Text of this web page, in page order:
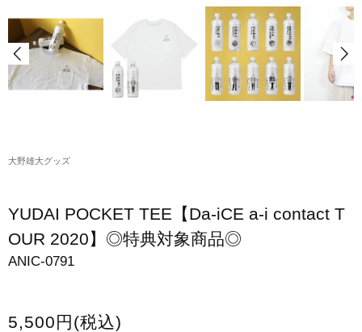
花村想太｜Natural Lag(ナチュラルラグ)グッズ
和田颯｜Wagic Hour Worksグッズ
スマホケース・モバイルバッテリー
会場限定グッズ
大野雄大グッズ
YUDAI POCKET TEE【Da-iCE a-i contact T
OUR 2020】◎特典対象商品◎
ANIC-0791
5,500円(税込)